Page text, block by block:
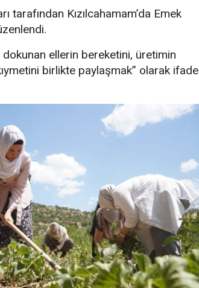
tarafından Kızılcahamam’da Emek
dokunan ellerin bereketini, üretimin
birlikte paylaşmak” olarak ifade